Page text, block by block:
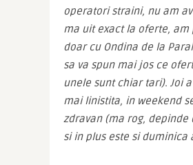
operatori straini, nu am
ma uit exact la oferte, am
doar cu Ondina de la
sa va spun mai jos ce
unele sunt chiar tari). Joi
mai linistita, in weekend
zdravan (ma rog, depinde
si in plus este si duminica